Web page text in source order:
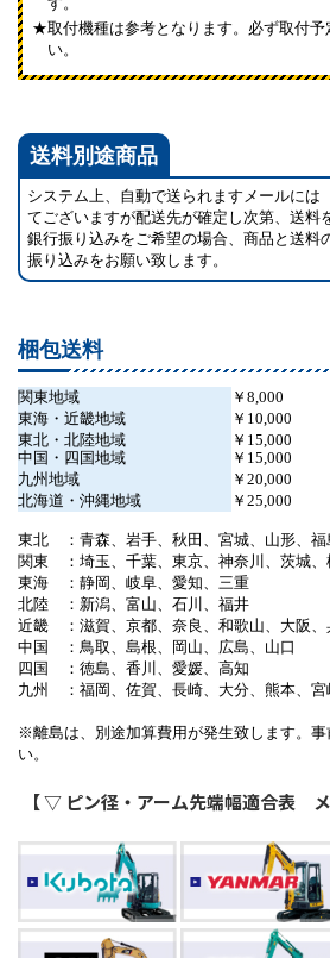
取付機種は参考となります。必ず取付
い。
送料別途商品
システム上、自動で送られますメールには
てございますが配送先が確定し次第、送料
銀行振り込みをご希望の場合、商品と送料
振り込みをお願い致します。
梱包送料
関東地域
￥8,000
東海・近畿地域
￥10,000
東北・北陸地域
￥15,000
中国・四国地域
￥15,000
九州地域
￥20,000
北海道・沖縄地域
￥25,000
東北 ：青森、岩手、秋田、宮城、山形、福
関東 ：埼玉、千葉、東京、神奈川、茨城、
東海 ：静岡、岐阜、愛知、三重
北陸 ：新潟、富山、石川、福井
近畿 ：滋賀、京都、奈良、和歌山、大阪、
中国 ：鳥取、島根、岡山、広島、山口
四国 ：徳島、香川、愛媛、高知
九州 ：福岡、佐賀、長崎、大分、熊本、宮
※離島は、別途加算費用が発生致します。事
い。
【 ▽ ピン径・アーム先端幅適合表